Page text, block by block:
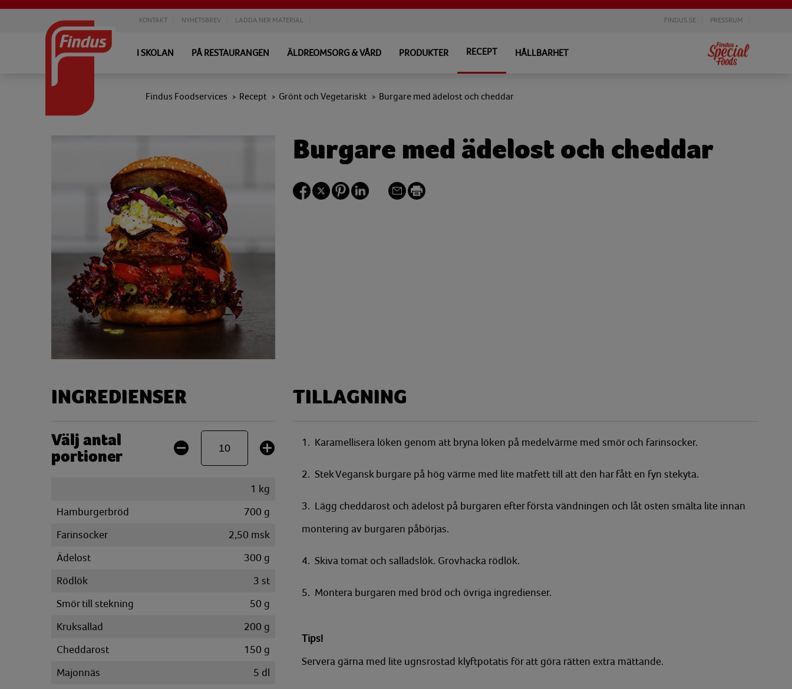
KONTAKT NYHETSBREV LADDA NER MATERIAL FINDUS.SE PRESSRUM
I SKOLAN PÅ RESTAURANGEN ÄLDREOMSORG & VÅRD PRODUKTER RECEPT HÅLLBARHET
Findus Foodservices > Recept > Grönt och Vegetariskt > Burgare med ädelost och cheddar
Burgare med ädelost och cheddar
INGREDIENSER
Välj antal
portioner
1 kg
Hamburgerbröd
700 g
Farinsocker
2,50 msk
Ädelost
300 g
Rödlök
3 st
Smör till stekning
50 g
Kruksallad
200 g
Cheddarost
150 g
Majonnäs
5 dl
TILLAGNING
1. Karamellisera löken genom att bryna löken på medelvärme med smör och farinsocker.
2. Stek Vegansk burgare på hög värme med lite matfett till att den har fått en fyn stekyta.
3. Lägg cheddarost och ädelost på burgaren efter första vändningen och låt osten smälta lite innan
montering av burgaren påbörjas.
4. Skiva tomat och salladslök. Grovhacka rödlök.
5. Montera burgaren med bröd och övriga ingredienser.
Tips!
Servera gärna med lite ugnsrostad klyftpotatis för att göra rätten extra mättande.